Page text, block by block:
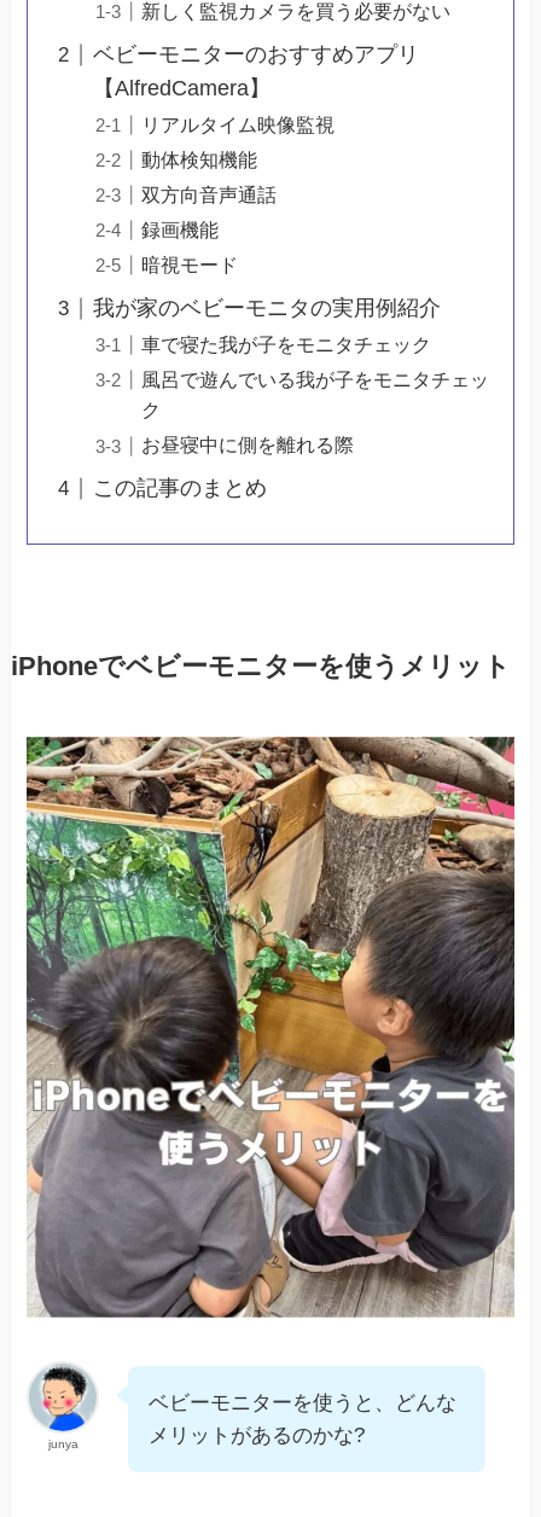
新しく監視カメラを買う必要がない
ベビーモニターのおすすめアプリ
【AlfredCamera】
リアルタイム映像監視
動体検知機能
双方向音声通話
録画機能
暗視モード
我が家のベビーモニタの実用例紹介
車で寝た我が子をモニタチェック
風呂で遊んでいる我が子をモニタチェッ
ク
お昼寝中に側を離れる際
この記事のまとめ
iPhoneでベビーモニターを使うメリット
junya
ベビーモニターを使うと、どんな
メリットがあるのかな?